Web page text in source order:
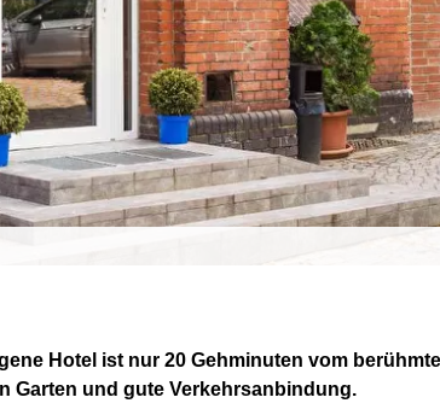
Hotel ist nur 20 Gehminuten vom
Garten und gute Verkehrsanbindung.